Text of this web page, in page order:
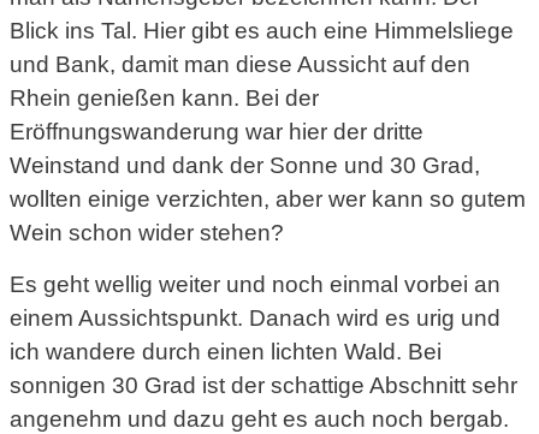
Blick ins Tal. Hier gibt es auch eine Himmelsliege
und Bank, damit man diese Aussicht auf den
Rhein genießen kann. Bei der
Eröffnungswanderung war hier der dritte
Weinstand und dank der Sonne und 30 Grad,
wollten einige verzichten, aber wer kann so gutem
Wein schon wider stehen?
Es geht wellig weiter und noch einmal vorbei an
einem Aussichtspunkt. Danach wird es urig und
ich wandere durch einen lichten Wald. Bei
sonnigen 30 Grad ist der schattige Abschnitt sehr
angenehm und dazu geht es auch noch bergab.